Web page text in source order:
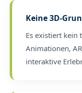
Keine 3D-
Es existiert kein
Animationen,
interaktive